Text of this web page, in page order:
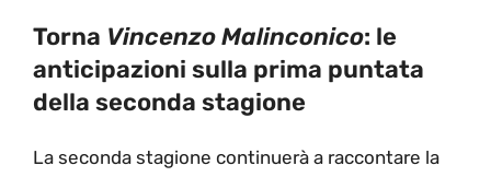
Torna Vincenzo Malinconico: le
anticipazioni sulla prima puntata
della seconda stagione
La seconda stagione continuerà a raccontare la